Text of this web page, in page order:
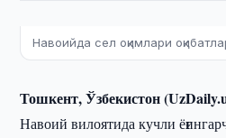
Навоийда сел оқимлари
Тошкент, Ўзбекистон
Навоий вилоятида кучли